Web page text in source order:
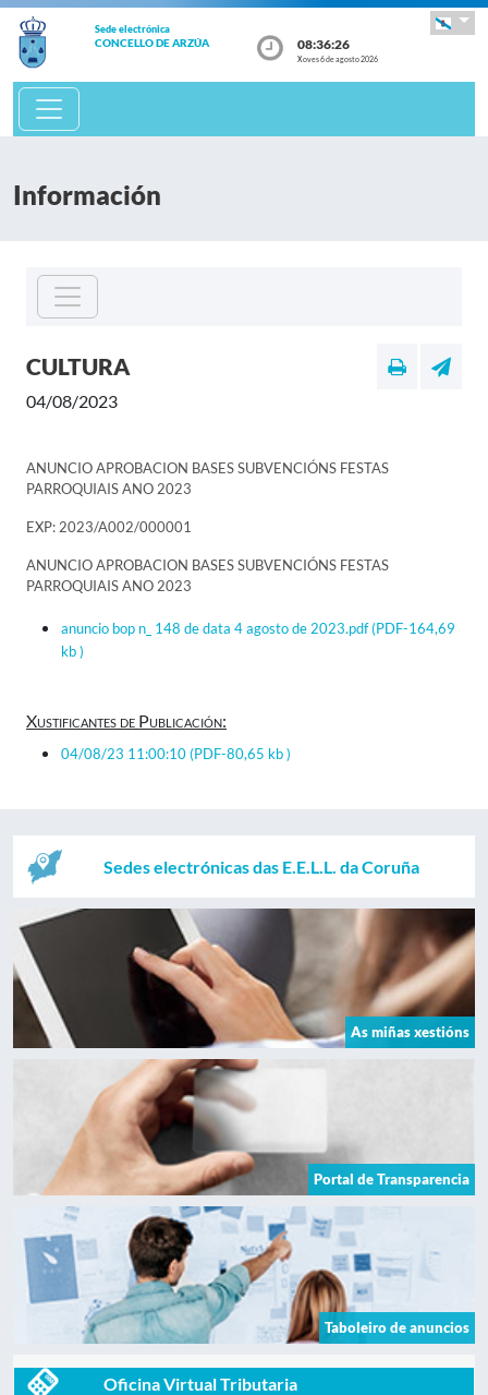
Sede electrónica
CONCELLO DE ARZÚA 08:36:26
Xoves 6 de agosto 2026
Información
CULTURA
04/08/2023
ANUNCIO APROBACION BASES SUBVENCIÓNS FESTAS
PARROQUIAIS ANO 2023
EXP: 2023/A002/000001
ANUNCIO APROBACION BASES SUBVENCIÓNS FESTAS
PARROQUIAIS ANO 2023
anuncio bop n_ 148 de data 4 agosto de 2023.pdf(PDF-164,69
kb )
Xustificantes de Publicación:
04/08/23 11:00:10(PDF-80,65 kb )
Sedes electrónicas das E.E.L.L. da Coruña
As miñas xestións
Portal de Transparencia
Taboleiro de anuncios
Oficina Virtual Tributaria